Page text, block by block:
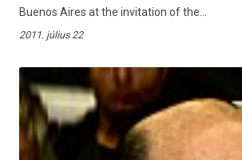
Buenos Aires at the invitation of the...
2011. július 22